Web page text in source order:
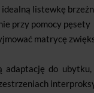
listewkę
przy pomocy pęsety
matrycę
do